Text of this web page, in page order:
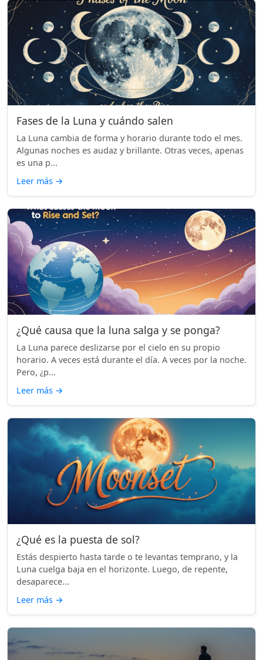
Fases de la Luna y cuándo salen
La Luna cambia de forma y horario durante todo el mes.
Algunas noches es audaz y brillante. Otras veces, apenas
es una p...
Leer más →
¿Qué causa que la luna salga y se ponga?
La Luna parece deslizarse por el cielo en su propio
horario. A veces está durante el día. A veces por la noche.
Pero, ¿p...
Leer más →
¿Qué es la puesta de sol?
Estás despierto hasta tarde o te levantas temprano, y la
Luna cuelga baja en el horizonte. Luego, de repente,
desaparece...
Leer más →